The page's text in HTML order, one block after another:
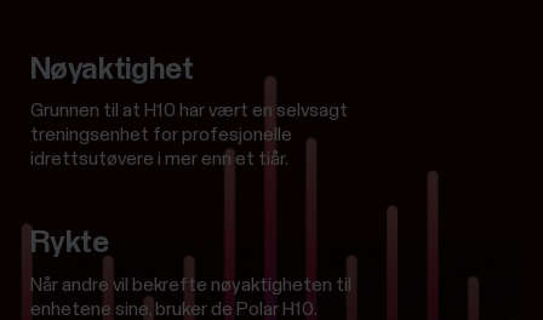
Nøyaktighet
Grunnen til at H10 har vært en selvsagt
treningsenhet for profesjonelle
idrettsutøvere i mer enn et tiår.
Rykte
Når andre vil bekrefte nøyaktigheten til
enhetene sine, bruker de Polar H10.